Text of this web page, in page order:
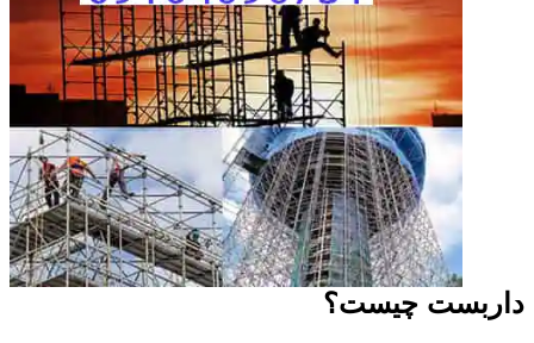
داربست چیست؟